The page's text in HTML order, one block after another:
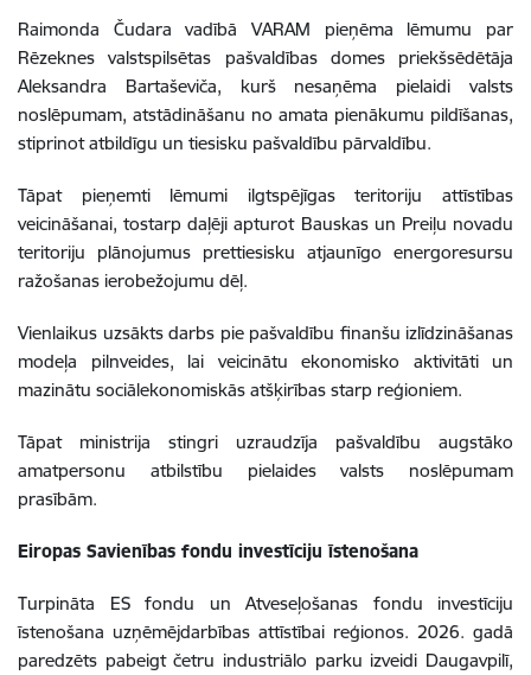
Raimonda Čudara vadībā VARAM pieņēma lēmumu par
Rēzeknes valstspilsētas pašvaldības domes priekšsēdētāja
Aleksandra Bartaševiča, kurš nesaņēma pielaidi valsts
noslēpumam, atstādināšanu no amata pienākumu pildīšanas,
stiprinot atbildīgu un tiesisku pašvaldību pārvaldību.
Tāpat pieņemti lēmumi ilgtspējīgas teritoriju attīstības
veicināšanai, tostarp daļēji apturot Bauskas un Preiļu novadu
teritoriju plānojumus prettiesisku atjaunīgo energoresursu
ražošanas ierobežojumu dēļ.
Vienlaikus uzsākts darbs pie pašvaldību finanšu izlīdzināšanas
modeļa pilnveides, lai veicinātu ekonomisko aktivitāti un
mazinātu sociālekonomiskās atšķirības starp reģioniem.
Tāpat ministrija stingri uzraudzīja pašvaldību augstāko
amatpersonu atbilstību pielaides valsts noslēpumam
prasībām.
Eiropas Savienības fondu investīciju īstenošana
Turpināta ES fondu un Atveseļošanas fondu investīciju
īstenošana uzņēmējdarbības attīstībai reģionos. 2026. gadā
paredzēts pabeigt četru industriālo parku izveidi Daugavpilī,